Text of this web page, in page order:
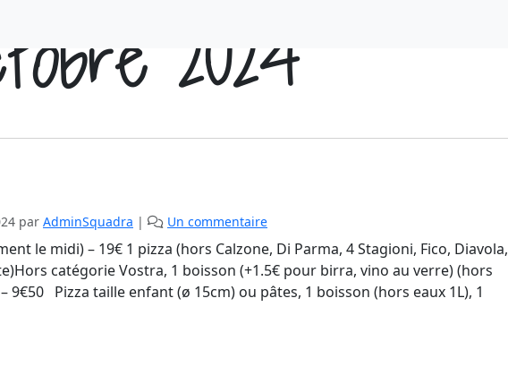
2024
par AdminSquadra | Un commentaires
r
0
1
le midi) – 19€ 1 pizza (hors Calzone, Di Parma, 4 Stagioni, Fico, Diavola,
catégorie Vostra, 1 boisson (+1.5€ pour birra, vino au verre) (hors
9€50 Pizza taille enfant (ø 15cm) ou pâtes, 1 boisson (hors eaux 1L), 1